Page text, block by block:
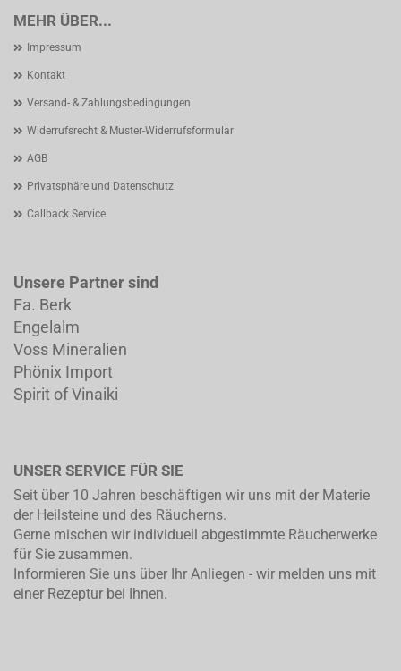
MEHR ÜBER...
Impressum
Kontakt
Versand- & Zahlungsbedingungen
Widerrufsrecht & Muster-Widerrufsformular
AGB
Privatsphäre und Datenschutz
Callback Service
Unsere Partner sind
Fa. Berk
Engelalm
Voss Mineralien
Phönix Import
Spirit of Vinaiki
UNSER SERVICE FÜR SIE
Seit über 10 Jahren beschäftigen wir uns mit der Materie
der Heilsteine und des Räucherns.
Gerne mischen wir individuell abgestimmte Räucherwerke
für Sie zusammen.
Informieren Sie uns über Ihr Anliegen - wir melden uns mit
einer Rezeptur bei Ihnen.